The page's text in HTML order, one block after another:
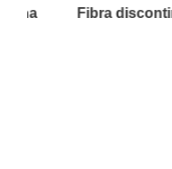
Fibra discontinua